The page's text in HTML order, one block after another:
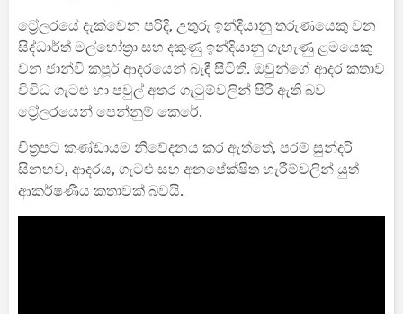
ට්‍රේලරයේ දැක්වෙන පරිදි, උතුරු ඉන්දියානු තරුණයෙකු වන
සිද්ධාර්ත් මල්හෝත්‍රා සහ දකුණු ඉන්දියානු ගැහැණු ළමයෙකු
වන ජාන්වි කපූර් ආදරයෙන් බැඳී සිටිති. ඔවුන්ගේ ආදර කතාව
විවිධ ගැටළු හා පවුල් අතර ගැටුම්වලින් පිරී ඇති බව
ට්‍රේලරයෙන් පෙන්නුම් කෙරේ.
චිත්‍රපට කණ්ඩායම නිවේදනය කර ඇත්තේ, පරම් සුන්දරි
සිනහව, ආදරය, ගැටළු සහ අනපේක්ෂිත හැරීම්වලින් යුත්
ආකර්ෂණීය කතාවක් බවයි.